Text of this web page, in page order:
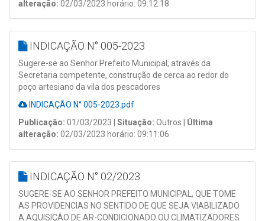
alteração: 02/03/2023 horário: 09:12:18
INDICAÇÃO N° 005-2023
Sugere-se ao Senhor Prefeito Municipal, através da
Secretaria competente, construção de cerca ao redor do
poço artesiano da vila dos pescadores
INDICAÇÃO N° 005-2023.pdf
Publicação: 01/03/2023 | Situação: Outros | Última
alteração: 02/03/2023 horário: 09:11:06
INDICAÇÃO N° 02/2023
SUGERE-SE AO SENHOR PREFEITO MUNICIPAL, QUE TOME
AS PROVIDENCIAS NO SENTIDO DE QUE SEJA VIABILIZADO
A AQUISIÇÃO DE AR-CONDICIONADO OU CLIMATIZADORES